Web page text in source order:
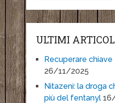
ULTIMI
Recuperare
26/11/2025
Nitazeni: la droga
più del fentanyl